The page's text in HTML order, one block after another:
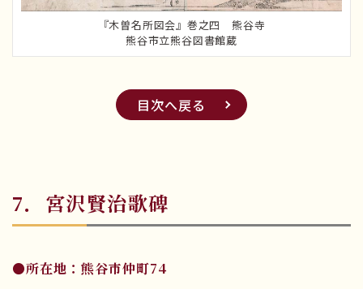
『木曽名所図会』巻之四 熊谷寺
熊谷市立熊谷図書館蔵
目次へ戻る
7．宮沢賢治歌碑
●所在地：熊谷市仲町74